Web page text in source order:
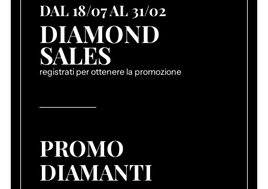
DAL 18/07 AL 31/02
DIAMOND
SALES
registrati per ottenere la promozione
PROMO
DIAMANTI